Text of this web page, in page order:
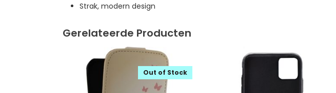
Strak, modern design
Gerelateerde Producten
Out of Stock